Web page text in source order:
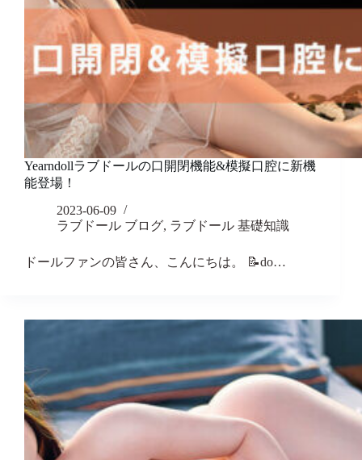
Yearndollラブドールの口開閉機能&模擬口腔に新機
能登場！
2023-06-09
ラブドール ブログ, ラブドール 基礎知識
ドールファンの皆さん、こんにちは。 📝do…